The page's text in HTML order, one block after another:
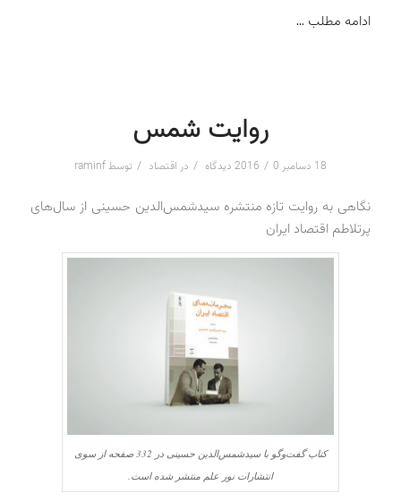
ادامه مطلب …
روایت شمس
18 دسامبر 2016 / 0 دیدگاه / در اقتصاد / توسط raminf
نگاهی به روایت تازه منتشره سیدشمس‌الدین حسینی از سال‌های
پرتلاطم اقتصاد ایران
کتاب گفت‌وگو با سیدشمس‌الدین حسینی در 332 صفحه از سوی
انتشارات نور علم منتشر شده است.